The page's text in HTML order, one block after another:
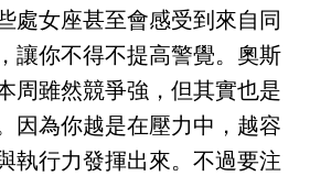
處女座甚至會感受到來自同
讓你不得不提高警覺。奧斯
周雖然競爭強，但其實也是
因為你越是在壓力中，越容
執行力發揮出來。不過要注